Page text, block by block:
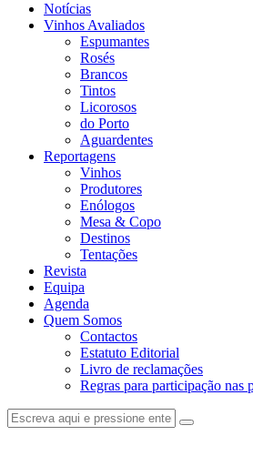
Notícias
Vinhos Avaliados
Espumantes
Rosés
Brancos
Tintos
Licorosos
do Porto
Aguardentes
Reportagens
Vinhos
Produtores
Enólogos
Mesa & Copo
Destinos
Tentações
Revista
Equipa
Agenda
Quem Somos
Contactos
Estatuto Editorial
Livro de reclamações
Regras para participação nas